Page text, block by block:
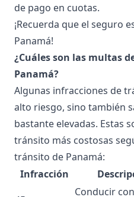
de pago en cuotas.
¡Recuerda que el seguro
Panamá!
¿Cuáles son las multas
Panamá?
Algunas infracciones de
alto riesgo, sino también
bastante elevadas. Estas
tránsito más costosas
tránsito de Panamá:
Infracción
Conducir